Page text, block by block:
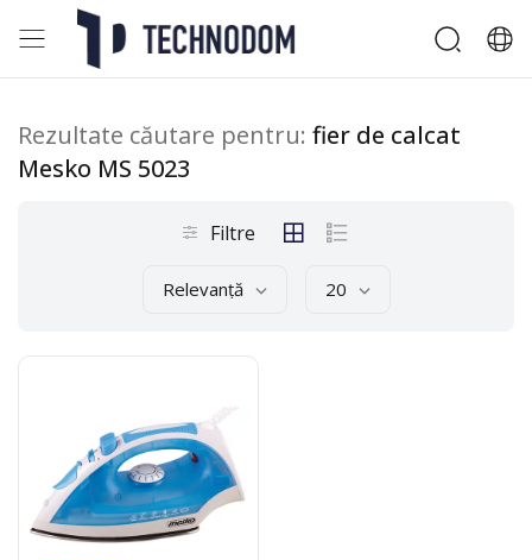
Rezultate căutare pentru: fier de calcat
Mesko MS 5023
Filtre
Relevanță 20